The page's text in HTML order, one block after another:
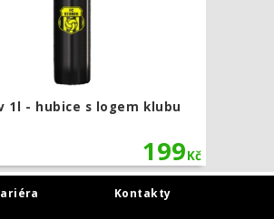
1l - hubice s logem klubu
199Kč
Kontakty